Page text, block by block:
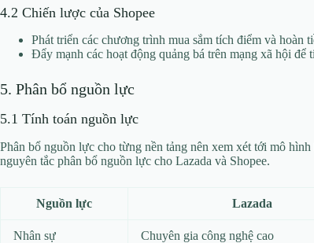
4.2 Chiến lược của Shopee
Phát triển các chương trình mua sắm tích điểm và hoàn
Đẩy mạnh các hoạt động quảng bá trên mạng xã hội
5. Phân bổ nguồn lực
5.1 Tính toán nguồn lực
Phân bổ nguồn lực cho từng nền tảng nên xem xét tới mô
nguyên tắc phân bổ nguồn lực cho Lazada và Shopee.
Nguồn lực Lazada
Nhân sự Chuyên gia công nghệ cao